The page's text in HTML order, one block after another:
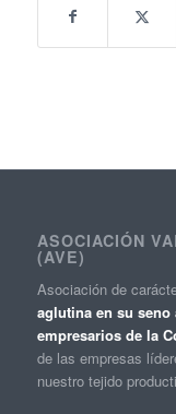
ASOCIACIÓN
(AVE)
Asociación de
aglutina en su seno
empresarios de la
de las empresas
nuestro tejido